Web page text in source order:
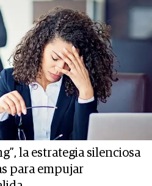
la estrategia silenciosa
para empujar